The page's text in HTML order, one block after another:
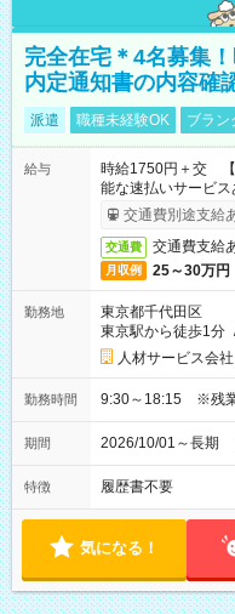
完全在宅＊4名募集
内定通知書の内容確
派遣 職種未経験OK ブラン
給与
時給1750円＋交
能な速払いサービス
交通費別途支給
交通費 交通費支給
月収例 25～30万円
勤務地
東京都千代田区
東京駅から徒歩1分
人材サービス会社
勤務時間 9:30～18:15 ※残業
期間 2026/10/01～長期
特徴 履歴書不要
気になる！